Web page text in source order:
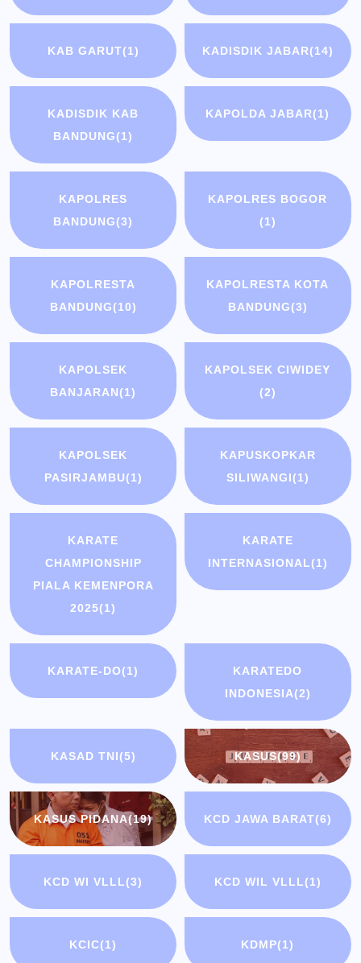
KAB GARUT(1) KADISDIK JABAR(14)
KADISDIK KAB
BANDUNG(1)
KAPOLDA JABAR(1)
KAPOLRES
BANDUNG(3)
KAPOLRES BOGOR
(1)
KAPOLRESTA
BANDUNG(10)
KAPOLRESTA KOTA
BANDUNG(3)
KAPOLSEK
BANJARAN(1)
KAPOLSEK CIWIDEY
(2)
KAPOLSEK
PASIRJAMBU(1)
KAPUSKOPKAR
SILIWANGI(1)
KARATE
CHAMPIONSHIP
PIALA KEMENPORA
2025(1)
KARATE
INTERNASIONAL(1)
KARATE-DO(1)
KARATEDO
INDONESIA(2)
KASAD TNI(5) KASUS(99)
KASUS PIDANA(19) KCD JAWA BARAT(6)
KCD WI VLLL(3) KCD WIL VLLL(1)
KCIC(1) KDMP(1)